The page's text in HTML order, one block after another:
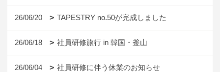
26/06/20 TAPESTRY no.50が完成しました
26/06/18 社員研修旅行 in 韓国・釜山
26/06/04 社員研修に伴う休業のお知らせ